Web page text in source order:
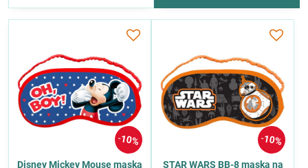
10%
Disney Mickey Mouse maska
10%
STAR WARS BB-8 maska na